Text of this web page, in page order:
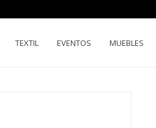
TEXTIL EVENTOS MUEBLES